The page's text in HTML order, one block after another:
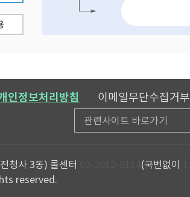
인정보처리방침 이메일무단수집거부
관련사이트 바로가기
청사 3동) 콜센터 (국번없이
reserved.